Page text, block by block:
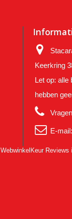
Keerkring
Let op: alle
hebben
E-mail:
WebwinkelKeur Reviews